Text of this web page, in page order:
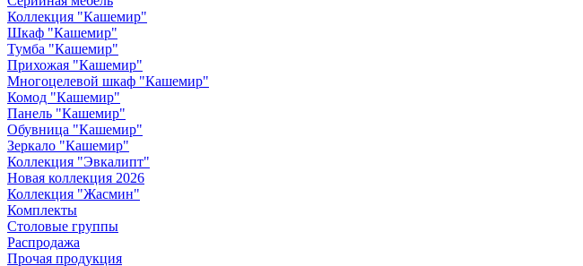
Коллекция "Кашемир"
Шкаф "Кашемир"
Тумба "Кашемир"
Прихожая "Кашемир"
Многоцелевой шкаф "Кашемир"
Комод "Кашемир"
Панель "Кашемир"
Обувница "Кашемир"
Зеркало "Кашемир"
Коллекция "Эвкалипт"
Новая коллекция 2026
Коллекция "Жасмин"
Комплекты
Столовые группы
Распродажа
Прочая продукция